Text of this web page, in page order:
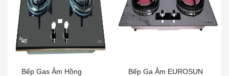
Bếp Gas Âm Hồng
Bếp Ga Âm EUROSUN